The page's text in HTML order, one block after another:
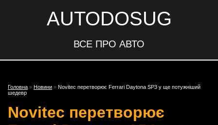
AUTODOSUG
ВСЕ ПРО АВТО
Головна » Новини » Novitec перетворює Ferrari Daytona SP3 у ще потужніший
шедевр
Novitec перетворює